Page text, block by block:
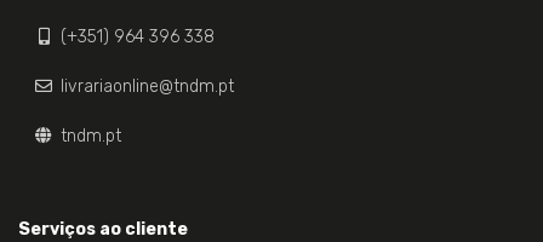
(+351) 964 396 338
livrariaonline@tndm.pt
tndm.pt
Serviços ao cliente